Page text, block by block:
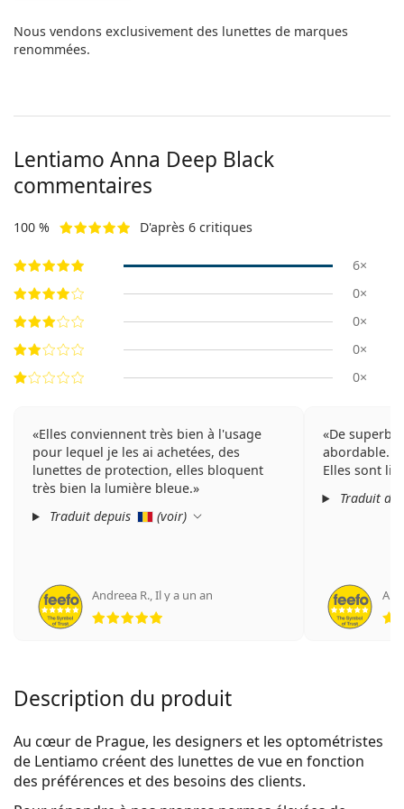
Nous vendons exclusivement des lunettes de marques
renommées.
Lentiamo Anna Deep Black
commentaires
100 % D'après 6 critiques
6×
0×
0×
0×
0×
Elles conviennent très bien à l'usage
pour lequel je les ai achetées, des
lunettes de protection, elles bloquent
très bien la lumière bleue.
Traduit depuis
(voir)
Andreea R.,Il y a un an
évaluation 5 sur 5
De
abordable.
Elles sont
Traduit
Description du produit
Au cœur de Prague, les designers et les optométristes
de Lentiamo créent des lunettes de vue en fonction
des préférences et des besoins des clients.